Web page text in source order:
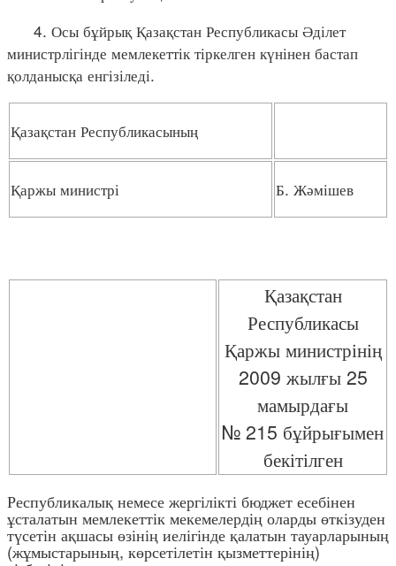
4. Осы бұйрық Қазақстан Республикасы Әділет
министрлігінде мемлекеттік тіркелген күнінен бастап
қолданысқа енгізіледі.
Қазақстан Республикасының
Қаржы министрі Б. Жәмішев
Қазақстан
Республикасы
Қаржы министрінің
2009 жылғы 25
мамырдағы
№ 215 бұйрығымен
бекітілген
Республикалық немесе жергілікті бюджет есебінен
ұсталатын мемлекеттік мекемелердің оларды өткізуден
түсетін ақшасы өзінің иелігінде қалатын тауарларының
(жұмыстарының, көрсетілетін қызметтерінің)